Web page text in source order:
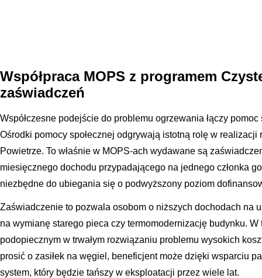
Współpraca MOPS z programem
zaświadczeń
Współczesne podejście do problemu ogrzewania łączy
Ośrodki pomocy społecznej odgrywają istotną rolę w
Powietrze. To właśnie w MOPS-ach wydawane są
miesięcznego dochodu przypadającego na jednego członka
niezbędne do ubiegania się o podwyższony poziom
Zaświadczenie to pozwala osobom o niższych dochodach na
na wymianę starego pieca czy termomodernizację budynku.
podopiecznym w trwałym rozwiązaniu problemu wysokich
prosić o zasiłek na węgiel, beneficjent może dzięki wsparciu
system, który będzie tańszy w eksploatacji przez wiele lat.